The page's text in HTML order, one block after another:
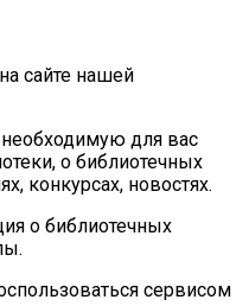
сайте нашей
для вас
о библиотечных
конкурсах, новостях.
о библиотечных
сервисом